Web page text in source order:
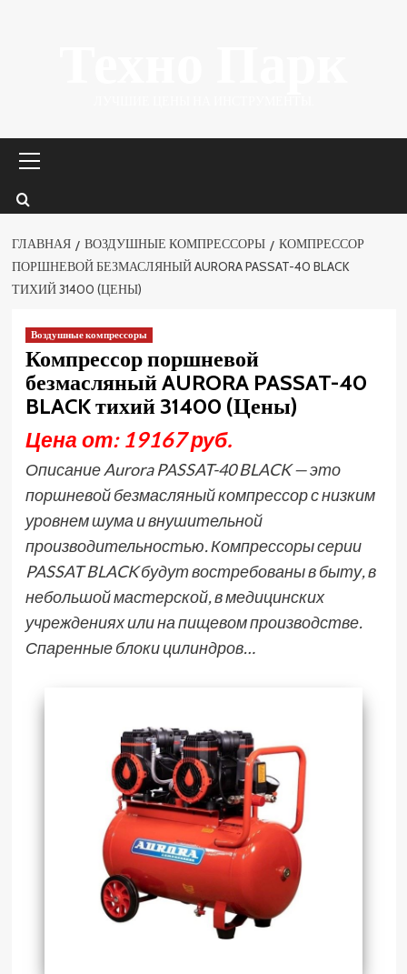
меню
ГЛАВНАЯ ВОЗДУШНЫЕ КОМПРЕССОРЫ
КОМПРЕССОР
ПОРШНЕВОЙ БЕЗМАСЛЯНЫЙ AURORA PASSAT-40 BLACK
ТИХИЙ 31400 (ЦЕНЫ)
Воздушные компрессоры
Компрессор поршневой
безмасляный AURORA PASSAT-40
BLACK тихий 31400 (Цены)
Цена от: 19167 руб.
Описание Aurora PASSAT-40 BLACK — это
поршневой безмасляный компрессор с низким
уровнем шума и внушительной
производительностью. Компрессоры серии
PASSAT BLACK будут востребованы в быту, в
небольшой мастерской, в медицинских
учреждениях или на пищевом производстве.
Спаренные блоки цилиндров…